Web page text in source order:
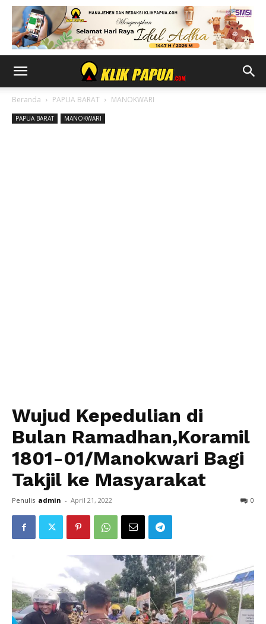
Beranda PAPUA BARAT MANOKWARI
PAPUA BARAT MANOKWARI
Wujud Kepedulian di
Bulan Ramadhan,Koramil
1801-01/Manokwari Bagi
Takjil ke Masyarakat
Penulis admin - April 21, 2022 0